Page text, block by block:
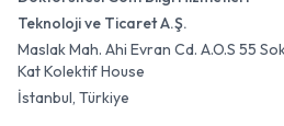
Teknoloji ve Ticaret A.Ş.
Maslak Mah. Ahi Evran Cd. A.O.S 55
Kat Kolektif House
İstanbul, Türkiye